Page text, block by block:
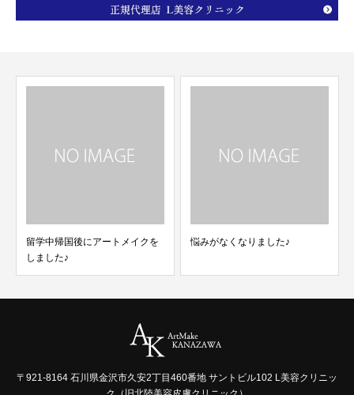
留学中帰国後にアートメイクを
しました♪
悩みがなくなりました♪
〒921-8164 石川県金沢市久安2丁目460番地 サントビル102 L美容クリニッ